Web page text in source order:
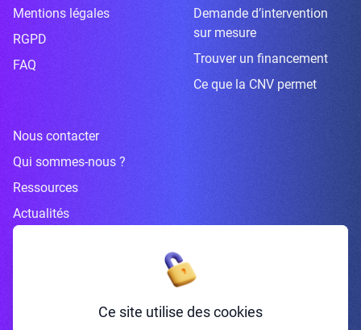
Mentions légales
RGPD
FAQ
Demande d’intervention
sur mesure
Trouver un financement
Ce que la CNV permet
Nous contacter
Qui sommes-nous ?
Ressources
Actualités
Inscrivez-vous à la newsletter
Ce site utilise des cookies